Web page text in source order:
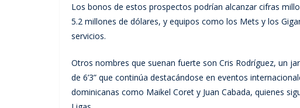
Los bonos de estos prospectos podrían alcanzar cifras
5.2 millones de dólares, y equipos como los Mets y los
servicios.
Otros nombres que suenan fuerte son Cris Rodríguez, un
de 6’3” que continúa destacándose en eventos
dominicanas como Maikel Coret y Juan Cabada, quienes